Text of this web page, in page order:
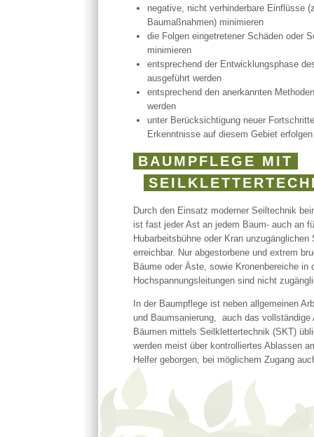
negative, nicht verhinderbare Einflüsse
Baumaßnahmen) minimieren
die Folgen eingetretener Schäden oder
minimieren
entsprechend der Entwicklungsphase
ausgeführt werden
entsprechend den anerkannten
werden
unter Berücksichtigung neuer
Erkenntnisse auf diesem Gebiet erfolgen
BAUMPFLEGE MIT
Durch den Einsatz moderner Seiltechnik
ist fast jeder Ast an jedem Baum- auch an
Hubarbeitsbühne oder Kran unzugänglichen
erreichbar. Nur abgestorbene und extrem
Bäume oder Äste, sowie Kronenbereiche in
Hochspannungsleitungen sind nicht
In der Baumpflege ist neben allgemeinen
und Baumsanierung, auch das vollständige
Bäumen mittels Seilklettertechnik (SKT)
werden meist über kontrolliertes Ablassen
Helfer geborgen, bei möglichem Zugang